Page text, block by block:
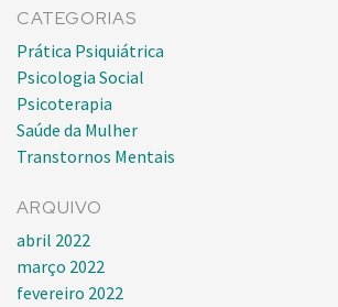
CATEGORIAS
Prática Psiquiátrica
Psicologia Social
Psicoterapia
Saúde da Mulher
Transtornos Mentais
ARQUIVO
abril 2022
março 2022
fevereiro 2022